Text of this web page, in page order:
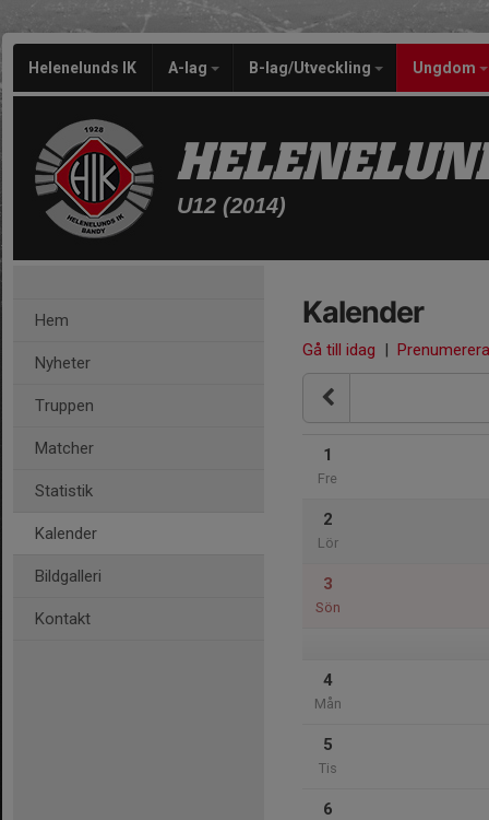
Helenelunds IK A-lag B-lag/Utveckling Ungdom
U12 (2014)
Hem
Nyheter
Truppen
Matcher
Statistik
Kalender
Bildgalleri
Kontakt
Kalender
Gå till idag | Prenumerera
1
Fre
2
Lör
3
Sön
4
Mån
5
Tis
6